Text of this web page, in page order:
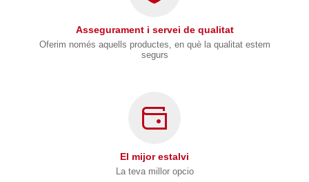
Assegurament i servei de qualitat
Oferim només aquells productes, en què la qualitat estem
segurs
El mijor estalvi
La teva millor opcio